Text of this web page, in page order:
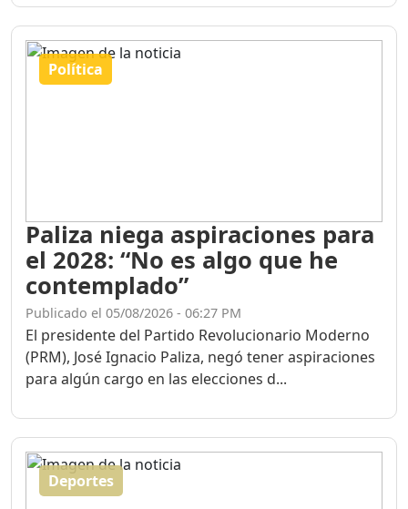
Política
Paliza niega aspiraciones para
el 2028: “No es algo que he
contemplado”
Publicado el 05/08/2026 - 06:27 PM
El presidente del Partido Revolucionario Moderno
(PRM), José Ignacio Paliza, negó tener aspiraciones
para algún cargo en las elecciones d...
Deportes